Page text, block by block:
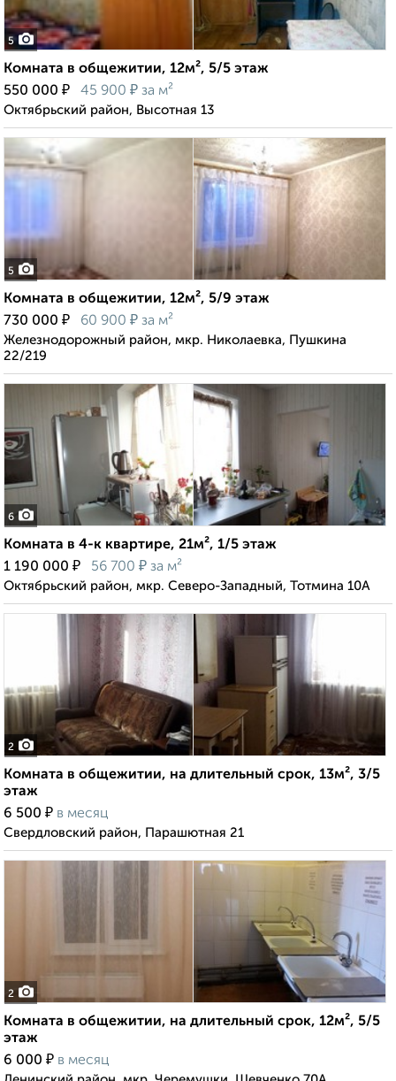
5
Комната в общежитии, 12м², 5/5 этаж
550 000 ₽ 45 900 ₽ за м²
Октябрьский район, Высотная 13
5
Комната в общежитии, 12м², 5/9 этаж
730 000 ₽ 60 900 ₽ за м²
Железнодорожный район, мкр. Николаевка, Пушкина
22/219
6
Комната в 4-к квартире, 21м², 1/5 этаж
1 190 000 ₽ 56 700 ₽ за м²
Октябрьский район, мкр. Северо-Западный, Тотмина 10А
2
Комната в общежитии, на длительный срок, 13м², 3/5
этаж
6 500 ₽ в месяц
Свердловский район, Парашютная 21
2
Комната в общежитии, на длительный срок, 12м², 5/5
этаж
6 000 ₽ в месяц